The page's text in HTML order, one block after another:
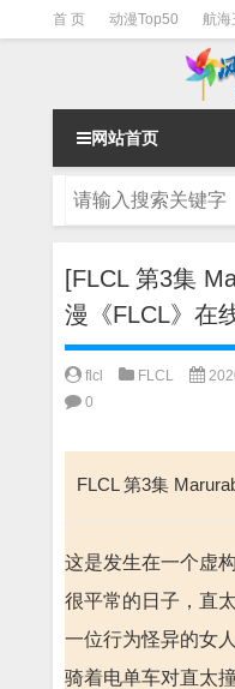
首 页 动漫Top50 航海
一拳超人
网站首页
[FLCL 第3集
漫《FLCL》在
flcl FLCL
0
FLCL 第3集
这是发生在一个虚
很平常的日子，直
一位行为怪异的女人
骑着电单车对直太